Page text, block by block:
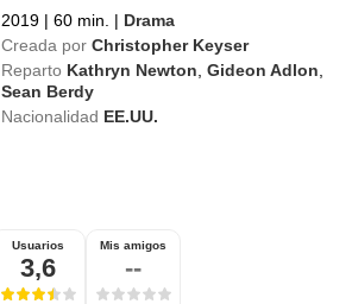
2019 | 60 min. | Drama
Creada por Christopher Keyser
Reparto Kathryn Newton ,Gideon Adlon
Sean Berdy
Nacionalidad EE.UU.
Usuarios
3,6
Mis amigos
--